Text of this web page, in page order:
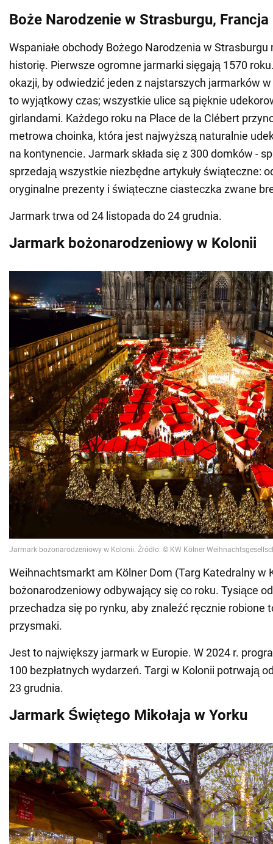
Boże Narodzenie w Strasburgu, Francja
Wspaniałe obchody Bożego Narodzenia w Strasburgu
historię. Pierwsze ogromne jarmarki sięgają 1570
okazji, by odwiedzić jeden z najstarszych jarmarków
to wyjątkowy czas; wszystkie ulice są pięknie
girlandami. Każdego roku na Place de la Clébert
metrowa choinka, która jest najwyższą naturalnie
na kontynencie. Jarmark składa się z 300 domków -
sprzedają wszystkie niezbędne artykuły świąteczne:
oryginalne prezenty i świąteczne ciasteczka zwane
Jarmark trwa od 24 listopada do 24 grudnia.
Jarmark bożonarodzeniowy w Kolonii
Weihnachtsmarkt am Kölner Dom (Targ Katedralny w
bożonarodzeniowy odbywający się co roku. Tysiące
przechadza się po rynku, aby znaleźć ręcznie robione
przysmaki.
Jest to największy jarmark w Europie. W 2024 r.
100 bezpłatnych wydarzeń. Targi w Kolonii potrwają
23 grudnia.
Jarmark Świętego Mikołaja w Yorku